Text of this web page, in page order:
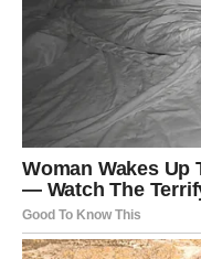
Ne čekaj znak – ti si
JARAC –
NAGRADA
Jarac je uvek spreman
ponekad mu treba
potvrda dolazi.